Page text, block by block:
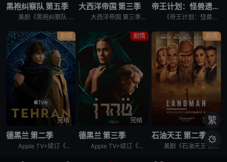
黑袍纠察队 第五季
美剧《黑袍纠察队 第五季》讲述了，这是祖国人的世界，完全受制于他反复无常、自大狂妄的意志。休伊、母乳和法兰奇被囚禁在一个“自由营”里。星光努力组织抵抗，对抗压倒性的超级英雄力量。喜美子下落不明。但
大西洋帝国 第三季
大西洋帝国 第三季英文名为Boardwalk Empire Season 3，屡获殊荣的《大西洋帝国》（Boardwalk Empire）第三季将于北京时间9月17日播出，本季为12集。 &nbs
帝王计划：怪兽遗产 第二季
《帝王计划：怪兽遗产 第二季》讲述了，泰坦X并非普通的怪兽，它本身就是一场活生生的灾难。当它巨大的、散发着生物光辉的身躯冲破海面时，整个世界仿佛都屏住了呼吸。在第二季中，泰坦X成为了谜团的核心——
剧情
完结
德黑兰 第二季
Apple TV+续订《德黑兰》第二季。
剧情
完结
德黑兰 第三季
Apple TV+续订《德黑兰》第三季，休·劳瑞加盟。
剧情
完结
石油天王 第二季
美剧《石油天王 第二季》，Paramount+续订第二季。
繁
